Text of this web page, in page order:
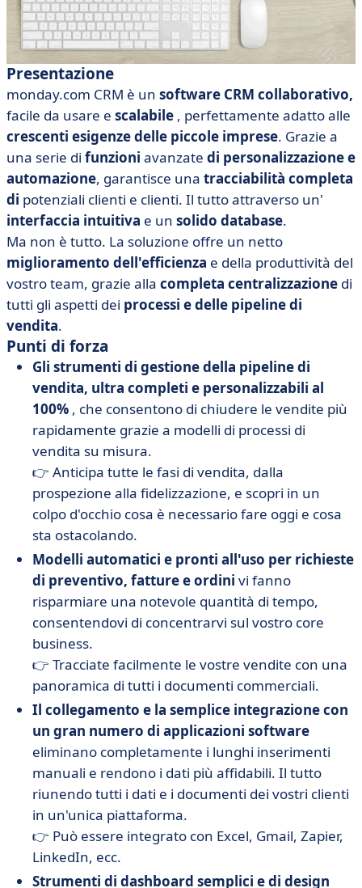
Presentazione
monday.com CRM è un software CRM collaborativo,
facile da usare e scalabile , perfettamente adatto alle
crescenti esigenze delle piccole imprese. Grazie a
una serie di funzioni avanzate di personalizzazione e
automazione, garantisce una tracciabilità completa
di potenziali clienti e clienti. Il tutto attraverso un'
interfaccia intuitiva e un solido database.
Ma non è tutto. La soluzione offre un netto
miglioramento dell'efficienza e della produttività del
vostro team, grazie alla completa centralizzazione di
tutti gli aspetti dei processi e delle pipeline di
vendita.
Punti di forza
Gli strumenti di gestione della pipeline di
vendita, ultra completi e personalizzabili al
100% , che consentono di chiudere le vendite più
rapidamente grazie a modelli di processi di
vendita su misura.
👉 Anticipa tutte le fasi di vendita, dalla
prospezione alla fidelizzazione, e scopri in un
colpo d'occhio cosa è necessario fare oggi e cosa
sta ostacolando.
Modelli automatici e pronti all'uso per richieste
di preventivo, fatture e ordini vi fanno
risparmiare una notevole quantità di tempo,
consentendovi di concentrarvi sul vostro core
business.
👉 Tracciate facilmente le vostre vendite con una
panoramica di tutti i documenti commerciali.
Il collegamento e la semplice integrazione con
un gran numero di applicazioni software
eliminano completamente i lunghi inserimenti
manuali e rendono i dati più affidabili. Il tutto
riunendo tutti i dati e i documenti dei vostri clienti
in un'unica piattaforma.
👉 Può essere integrato con Excel, Gmail, Zapier,
LinkedIn, ecc.
Strumenti di dashboard semplici e di design